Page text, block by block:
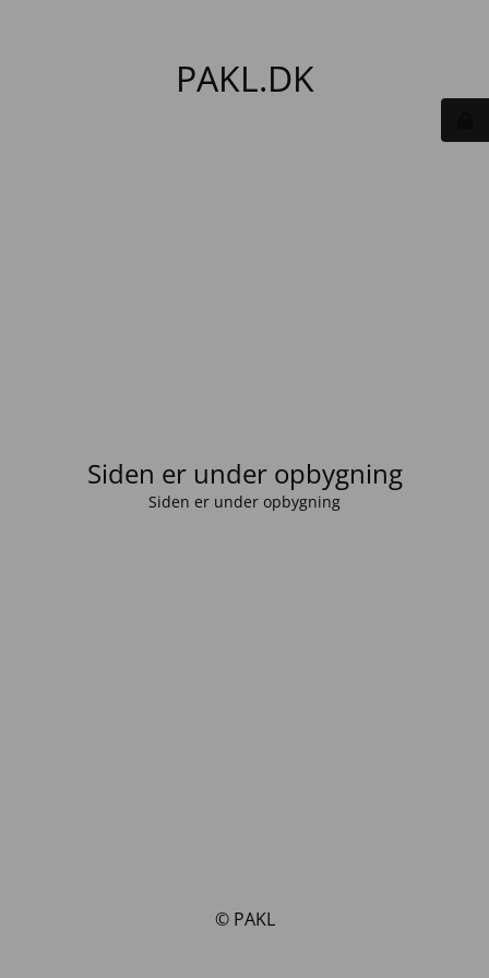
PAKL.DK
Siden er under opbygning
Siden er under opbygning
© PAKL